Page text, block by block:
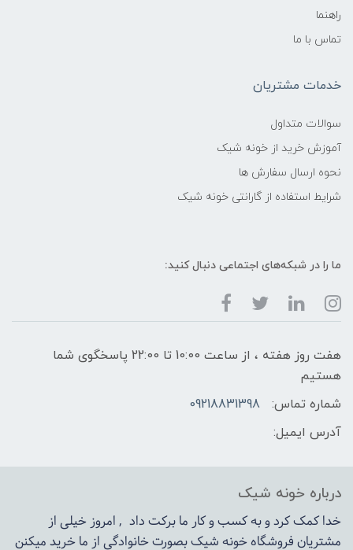
راهنما
تماس با ما
خدمات مشتریان
سوالات متداول
آموزش خرید از خونه شیک
نحوه ارسال سفارش ها
شرایط استفاده از گارانتی خونه شیک
ما را در شبکه‌های اجتماعی دنبال کنید:
هفت روز هفته ، از ساعت 10:00 تا 22:00 پاسخگوی شما
هستیم
شماره تماس:
09218831398
آدرس ایمیل:
درباره خونه شیک
خدا کمک کرد و به کسب و کار ما برکت داد , امروز خیلی از
مشتریان فروشگاه خونه شیک بصورت خانوادگی از ما خرید میکنن